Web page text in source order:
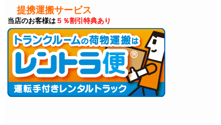
提携運搬サービス
当店のお客様は５％割引特典あり